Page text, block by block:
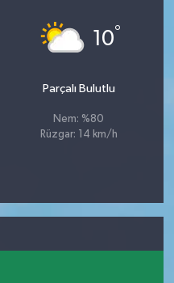
10°
Parçalı Bulutlu
Nem: %80
Rüzgar: 14 km/h